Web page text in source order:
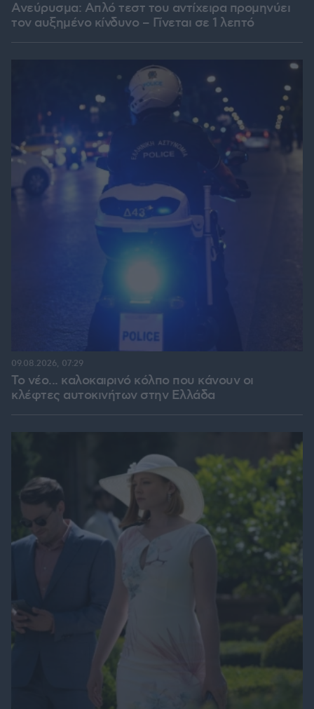
Ανεύρυσμα: Απλό τεστ του αντίχειρα προμηνύει
τον αυξημένο κίνδυνο – Γίνεται σε 1 λεπτό
Το νέο... καλοκαιρινό κόλπο που κάνουν οι
κλέφτες αυτοκινήτων στην Ελλάδα
09.08.2026, 07:29